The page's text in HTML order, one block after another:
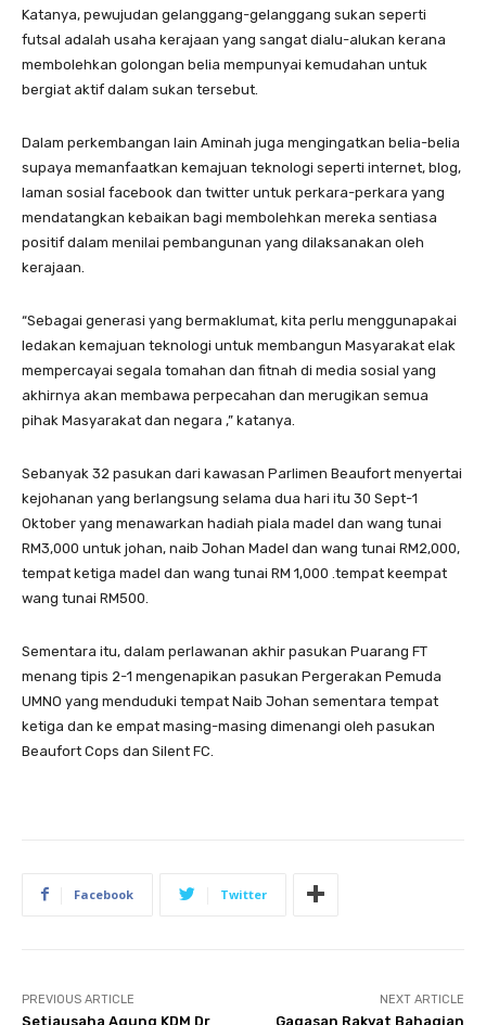
Katanya, pewujudan gelanggang-gelanggang sukan seperti
futsal adalah usaha kerajaan yang sangat dialu-alukan kerana
membolehkan golongan belia mempunyai kemudahan untuk
bergiat aktif dalam sukan tersebut.
Dalam perkembangan lain Aminah juga mengingatkan belia-belia
supaya memanfaatkan kemajuan teknologi seperti internet, blog,
laman sosial facebook dan twitter untuk perkara-perkara yang
mendatangkan kebaikan bagi membolehkan mereka sentiasa
positif dalam menilai pembangunan yang dilaksanakan oleh
kerajaan.
“Sebagai generasi yang bermaklumat, kita perlu menggunapakai
ledakan kemajuan teknologi untuk membangun Masyarakat elak
mempercayai segala tomahan dan fitnah di media sosial yang
akhirnya akan membawa perpecahan dan merugikan semua
pihak Masyarakat dan negara ,” katanya.
Sebanyak 32 pasukan dari kawasan Parlimen Beaufort menyertai
kejohanan yang berlangsung selama dua hari itu 30 Sept-1
Oktober yang menawarkan hadiah piala madel dan wang tunai
RM3,000 untuk johan, naib Johan Madel dan wang tunai RM2,000,
tempat ketiga madel dan wang tunai RM 1,000 .tempat keempat
wang tunai RM500.
Sementara itu, dalam perlawanan akhir pasukan Puarang FT
menang tipis 2-1 mengenapikan pasukan Pergerakan Pemuda
UMNO yang menduduki tempat Naib Johan sementara tempat
ketiga dan ke empat masing-masing dimenangi oleh pasukan
Beaufort Cops dan Silent FC.
Facebook Twitter
PREVIOUS ARTICLE
Setiausaha Agung KDM Dr
NEXT ARTICLE
Gagasan Rakyat Bahagian